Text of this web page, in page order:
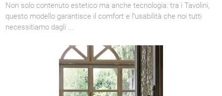
Non solo contenuto estetico ma anche tecnologia: tra i Tavolini,
questo modello garantisce il comfort e l’usabilità che noi tutti
necessitiamo dagli ...